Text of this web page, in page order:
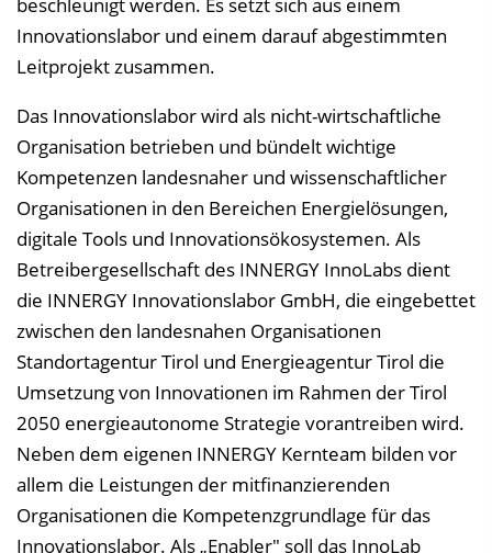
Innovationslabor und einem darauf abgestimmten
Leitprojekt zusammen.
Das Innovationslabor wird als nicht-wirtschaftliche
Organisation betrieben und bündelt wichtige
Kompetenzen landesnaher und wissenschaftlicher
Organisationen in den Bereichen Energielösungen,
digitale Tools und Innovationsökosystemen. Als
Betreibergesellschaft des INNERGY InnoLabs dient
die INNERGY Innovationslabor GmbH, die eingebettet
zwischen den landesnahen Organisationen
Standortagentur Tirol und Energieagentur Tirol die
Umsetzung von Innovationen im Rahmen der Tirol
2050 energieautonome Strategie vorantreiben wird.
Neben dem eigenen INNERGY Kernteam bilden vor
allem die Leistungen der mitfinanzierenden
Organisationen die Kompetenzgrundlage für das
Innovationslabor. Als „Enabler" soll das InnoLab